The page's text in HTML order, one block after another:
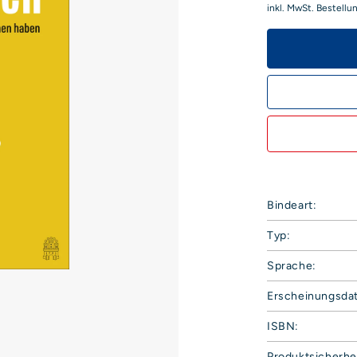
inkl. MwSt.
Bindeart:
Typ:
Sprache:
ISBN: